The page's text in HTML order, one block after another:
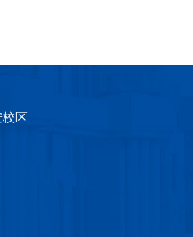
校区